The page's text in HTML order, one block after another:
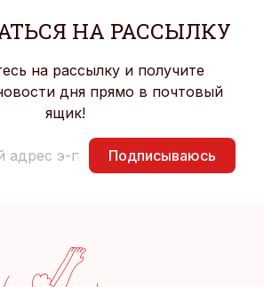
НА РАССЫЛКУ
на рассылку и получите
дня прямо в почтовый
ящик!
Подписываюсь